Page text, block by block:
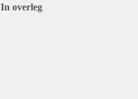
In overleg